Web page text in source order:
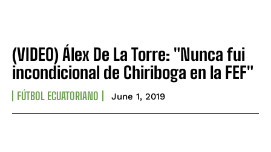
(VIDEO) Álex De La Torre: "Nunca fui
incondicional de Chiriboga en la FEF"
FÚTBOL ECUATORIANO June 1, 2019